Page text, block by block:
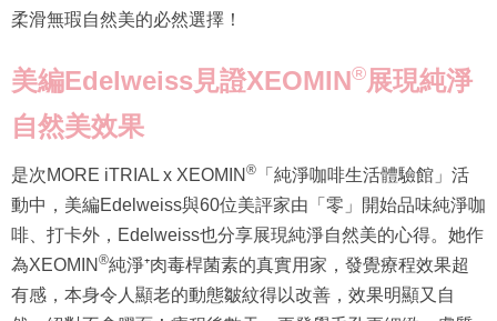
柔滑無瑕自然美的必然選擇！
美編Edelweiss見證XEOMIN®展現純淨
自然美效果
是次MORE iTRIAL x XEOMIN ®
「純淨咖啡生活體驗館」活
動中，美編Edelweiss與60位美評家由「零」開始品味純淨咖
啡、打卡外，Edelweiss也分享展現純淨自然美的心得。她作
為XEOMIN ®純淨⁺肉毒桿菌素的真實用家，發覺療程效果超
有感，本身令人顯老的動態皺紋得以改善，效果明顯又自